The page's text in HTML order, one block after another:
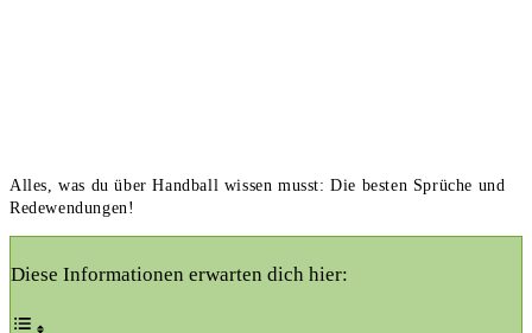
Alles, was du über Handball wissen musst: Die besten Sprüche und
Redewendungen!
Diese Informationen erwarten dich hier: